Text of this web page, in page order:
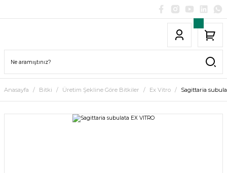
Anasayfa Bitki Üretim Şekline Göre Bitkiler Ex Vitro Sagittaria